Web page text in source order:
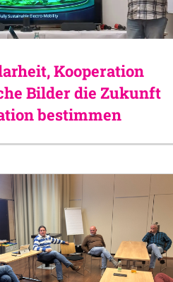
Kooperation
Bilder die Zukunft
bestimmen